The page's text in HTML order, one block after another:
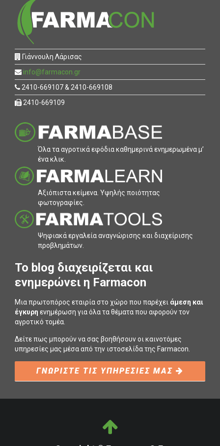
Γιάννουλη Λάρισας
info@farmacon.gr
2410-669107 & 2410-669108
2410-669109
Όλα τα αγροτικά εφόδια καθηµερινά ενηµερωµένα µ’
ένα κλικ.
Αξιόπιστα κείµενα. Υψηλής ποιότητας
φωτογραφίες.
Ψηφιακά εργαλεία αναγνώρισης και διαχείρισης
προβληµάτων.
To blog διαχειρίζεται και
ενημερώνει η Farmacon
Μια πρωτοπόρος εταιρία στο χώρο που παρέχει άμεση και
έγκυρη ενημέρωση για όλα τα θέματα που αφορούν τον
αγροτικό τομέα.
Δείτε πως μπορούν να σας βοηθήσουν οι καινοτόμες
υπηρεσίες μας μέσα από την ιστοσελίδα της Farmacon.
ΓΝΩΡΙΣΤΕ ΤΙΣ ΥΠΗΡΕΣΙΕΣ ΜΑΣ